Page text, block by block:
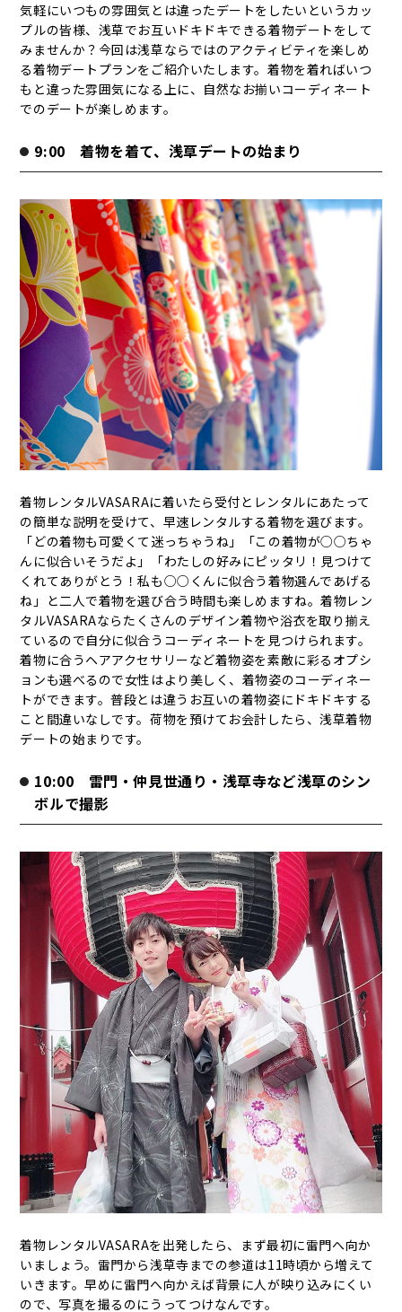
気軽にいつもの雰囲気とは違ったデートをしたいというカッ
プルの皆様、浅草でお互いドキドキできる着物デートをして
みませんか？今回は浅草ならではのアクティビティを楽しめ
る着物デートプランをご紹介いたします。着物を着ればいつ
もと違った雰囲気になる上に、自然なお揃いコーディネート
でのデートが楽しめます。
9:00 着物を着て、浅草デートの始まり
着物レンタルVASARAに着いたら受付とレンタルにあたって
の簡単な説明を受けて、早速レンタルする着物を選びます。
「どの着物も可愛くて迷っちゃうね」「この着物が○○ちゃ
んに似合いそうだよ」「わたしの好みにピッタリ！見つけて
くれてありがとう！私も○○くんに似合う着物選んであげる
ね」と二人で着物を選び合う時間も楽しめますね。着物レン
タルVASARAならたくさんのデザイン着物や浴衣を取り揃え
ているので自分に似合うコーディネートを見つけられます。
着物に合うヘアアクセサリーなど着物姿を素敵に彩るオプシ
ョンも選べるので女性はより美しく、着物姿のコーディネー
トができます。普段とは違うお互いの着物姿にドキドキする
こと間違いなしです。荷物を預けてお会計したら、浅草着物
デートの始まりです。
10:00 雷門・仲見世通り・浅草寺など浅草のシン
ボルで撮影
着物レンタルVASARAを出発したら、まず最初に雷門へ向か
いましょう。雷門から浅草寺までの参道は11時頃から増えて
いきます。早めに雷門へ向かえば背景に人が映り込みにくい
ので、写真を撮るのにうってつけなんです。